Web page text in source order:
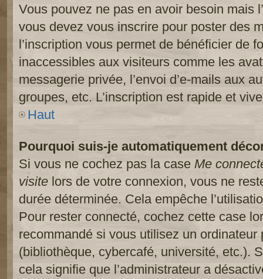
Vous pouvez ne pas en avoir besoin mais
vous devez vous inscrire pour poster des
l’inscription vous permet de bénéficier de
inaccessibles aux visiteurs comme les
messagerie privée, l’envoi d’e-mails aux
groupes, etc. L’inscription est rapide et
Haut
Pourquoi suis-je automatiquement
Si vous ne cochez pas la case Me
visite lors de votre connexion, vous ne
durée déterminée. Cela empêche
Pour rester connecté, cochez cette case
recommandé si vous utilisez un
(bibliothèque, cybercafé, université, etc.).
cela signifie que l’administrateur a